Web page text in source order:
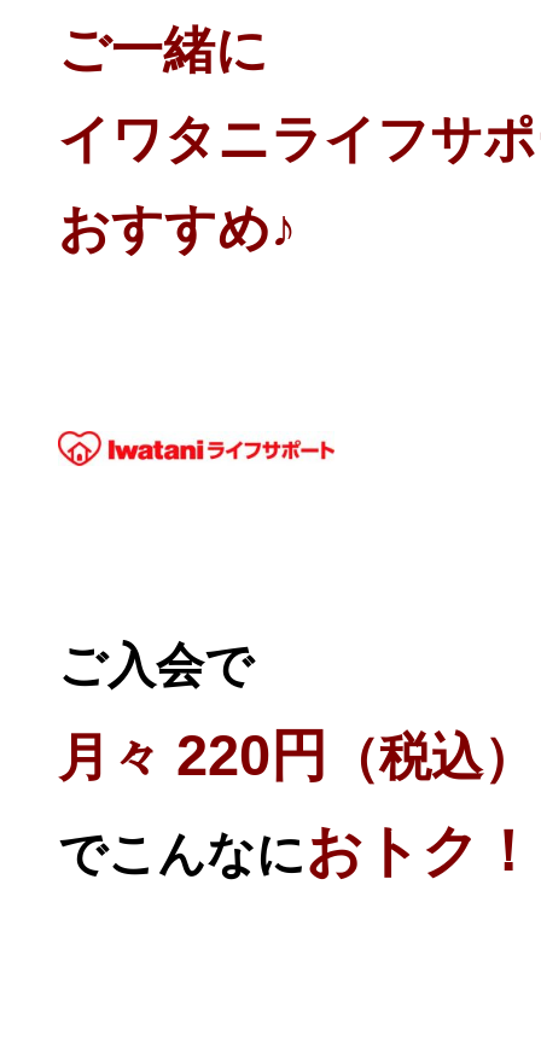
ご一緒に
イワタニライフサ
おすすめ♪
ご入会で
月々 220円 （税込）
でこんなにおトク！